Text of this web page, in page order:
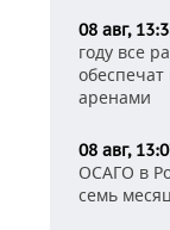
08 авг,
году все
аренами
08 авг,
ОСАГО в
семь